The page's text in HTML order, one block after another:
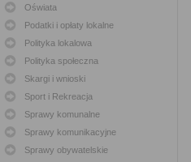
Oświata
Podatki i opłaty lokalne
Polityka lokalowa
Polityka społeczna
Skargi i wnioski
Sport i Rekreacja
Sprawy komunalne
Sprawy komunikacyjne
Sprawy obywatelskie